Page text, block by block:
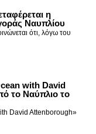
η
Ναυπλίου
ότι, λόγω του
with David
το Ναύπλιο το
David Attenborough»